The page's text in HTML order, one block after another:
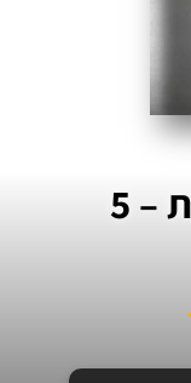
מארז חטאי אבות – 5